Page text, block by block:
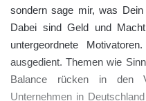
sondern sage mir, was
Dabei sind Geld und
untergeordnete
ausgedient. Themen wie
Balance rücken in den
Unternehmen in